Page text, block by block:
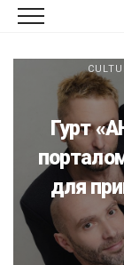
Гурт
для